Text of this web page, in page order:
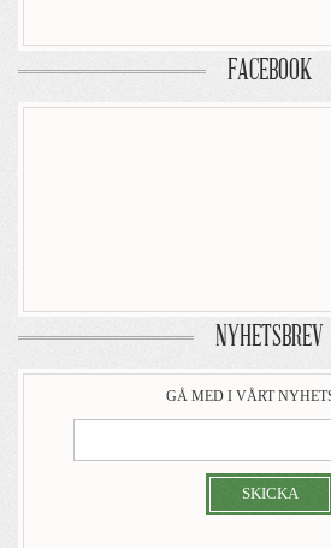
FACEBOOK
NYHETSBREV
GÅ MED I VÅRT
SKICKA